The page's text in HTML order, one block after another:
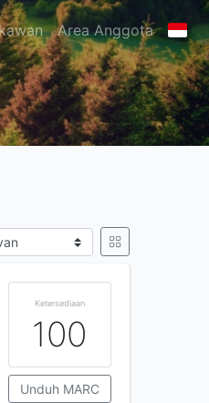
Area Anggota
Ketersediaan
100
Unduh MARC